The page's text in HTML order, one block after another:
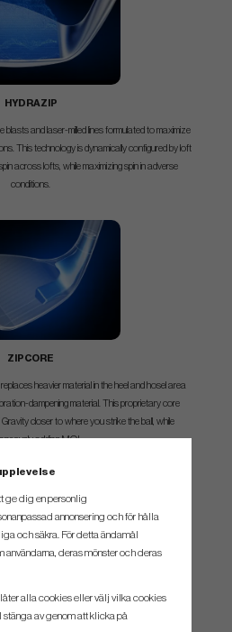
HYDRAZIP
blasts and laser-milled lines formulated to maximize
This technology is dynamically configured by loft
across lofts, while maximizing spin in adverse
conditions.
ZIPCORE
heavier material in the heel and hosel area
dampening material. This proprietary core
closer to where you strike the ball, while
adding MOI.
ge dig en personlig
annonsering och för hålla
och säkra. För detta ändamål
användarna, deras mönster och deras
alla cookies eller välj vilka cookies
av genom att klicka på